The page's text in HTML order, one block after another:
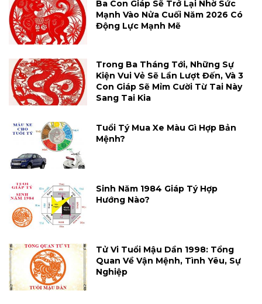
Ba Con Giáp Sẽ Trở Lại Nhờ Sức
Mạnh Vào Nửa Cuối Năm 2026 Có
Động Lực Mạnh Mẽ
Trong Ba Tháng Tới, Những Sự
Kiện Vui Vẻ Sẽ Lần Lượt Đến, Và 3
Con Giáp Sẽ Mỉm Cười Từ Tai Này
Sang Tai Kia
Tuổi Tý Mua Xe Màu Gì Hợp Bản
Mệnh?
Sinh Năm 1984 Giáp Tý Hợp
Hướng Nào?
Tử Vi Tuổi Mậu Dần 1998: Tổng
Quan Về Vận Mệnh, Tình Yêu, Sự
Nghiệp